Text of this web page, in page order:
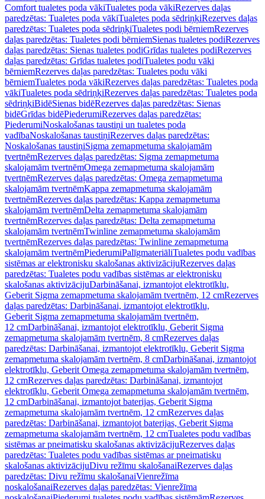
Comfort tualetes poda vākiTualetes poda vākiRezerves daļas
paredzētas: Tualetes poda vākiTualetes poda sēdriņķiRezerves daļas
paredzētas: Tualetes poda sēdriņķiTualetes podi bērniemRezerves
daļas paredzētas: Tualetes podi bērniemSienas tualetes podiRezerves
daļas paredzētas: Sienas tualetes podiGrīdas tualetes podiRezerves
daļas paredzētas: Grīdas tualetes podiTualetes podu vāki
bērniemRezerves daļas paredzētas: Tualetes podu vāki
bērniemTualetes poda vākiRezerves daļas paredzētas: Tualetes poda
vākiTualetes poda sēdriņķiRezerves daļas paredzētas: Tualetes poda
sēdriņķiBidēSienas bidēRezerves daļas paredzētas: Sienas
bidēGrīdas bidēPiederumiRezerves daļas paredzētas:
PiederumiNoskalošanas taustiņi un tualetes poda
vadībaNoskalošanas taustiņiRezerves daļas paredzētas:
Noskalošanas taustiņiSigma zemapmetuma skalojamām
tvertnēmRezerves daļas paredzētas: Sigma zemapmetuma
skalojamām tvertnēmOmega zemapmetuma skalojamām
tvertnēmRezerves daļas paredzētas: Omega zemapmetuma
skalojamām tvertnēmKappa zemapmetuma skalojamām
tvertnēmRezerves daļas paredzētas: Kappa zemapmetuma
skalojamām tvertnēmDelta zemapmetuma skalojamām
tvertnēmRezerves daļas paredzētas: Delta zemapmetuma
skalojamām tvertnēmTwinline zemapmetuma skalojamām
tvertnēmRezerves daļas paredzētas: Twinline zemapmetuma
skalojamām tvertnēmPiederumiPalīgmateriāliTualetes podu vadības
sistēmas ar elektronisku skalošanas aktivizācijuRezerves daļas
paredzētas: Tualetes podu vadības sistēmas ar elektronisku
skalošanas aktivizācijuDarbināšanai, izmantojot elektrotīklu,
Geberit Sigma zemapmetuma skalojamām tvertnēm, 12 cmRezerves
daļas paredzētas: Darbināšanai, izmantojot elektrotīklu,
Geberit Sigma zemapmetuma skalojamām tvertnēm,
12 cmDarbināšanai, izmantojot elektrotīklu, Geberit Sigma
zemapmetuma skalojamām tvertnēm, 8 cmRezerves daļas
paredzētas: Darbināšanai, izmantojot elektrotīklu, Geberit Sigma
zemapmetuma skalojamām tvertnēm, 8 cmDarbināšanai, izmantojot
elektrotīklu, Geberit Omega zemapmetuma skalojamām tvertnēm,
12 cmRezerves daļas paredzētas: Darbināšanai, izmantojot
elektrotīklu, Geberit Omega zemapmetuma skalojamām tvertnēm,
12 cmDarbināšanai, izmantojot baterijas, Geberit Sigma
zemapmetuma skalojamām tvertnēm, 12 cmRezerves daļas
paredzētas: Darbināšanai, izmantojot baterijas, Geberit Sigma
zemapmetuma skalojamām tvertnēm, 12 cmTualetes podu vadības
sistēmas ar pneimatisku skalošanas aktivizācijuRezerves daļas
paredzētas: Tualetes podu vadības sistēmas ar pneimatisku
skalošanas aktivizācijuDivu režīmu skalošanaiRezerves daļas
paredzētas: Divu režīmu skalošanaiVienrežīma
noskalošanaiRezerves daļas paredzētas: Vienrežīma